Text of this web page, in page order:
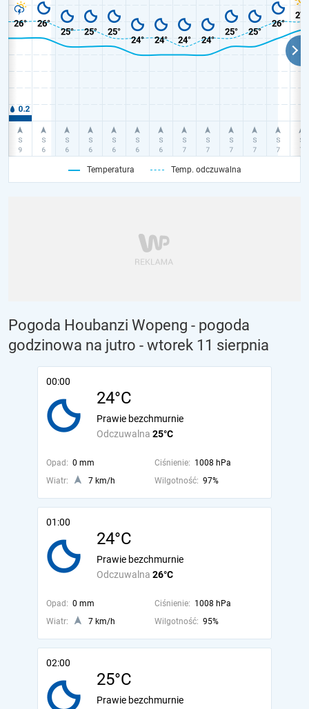
Temperatura Temp. odczuwalna
Pogoda Houbanzi Wopeng - pogoda
godzinowa na jutro - wtorek 11 sierpnia
00:00
24°C
Odczuwalna 25°C
Prawie bezchmurnie
Opad: 0 mm Ciśnienie: 1008 hPa
Wiatr:
7 km/h Wilgotność: 97%
01:00
24°C
Odczuwalna 26°C
Prawie bezchmurnie
Opad: 0 mm Ciśnienie: 1008 hPa
Wiatr:
7 km/h Wilgotność: 95%
02:00
25°C
Prawie bezchmurnie